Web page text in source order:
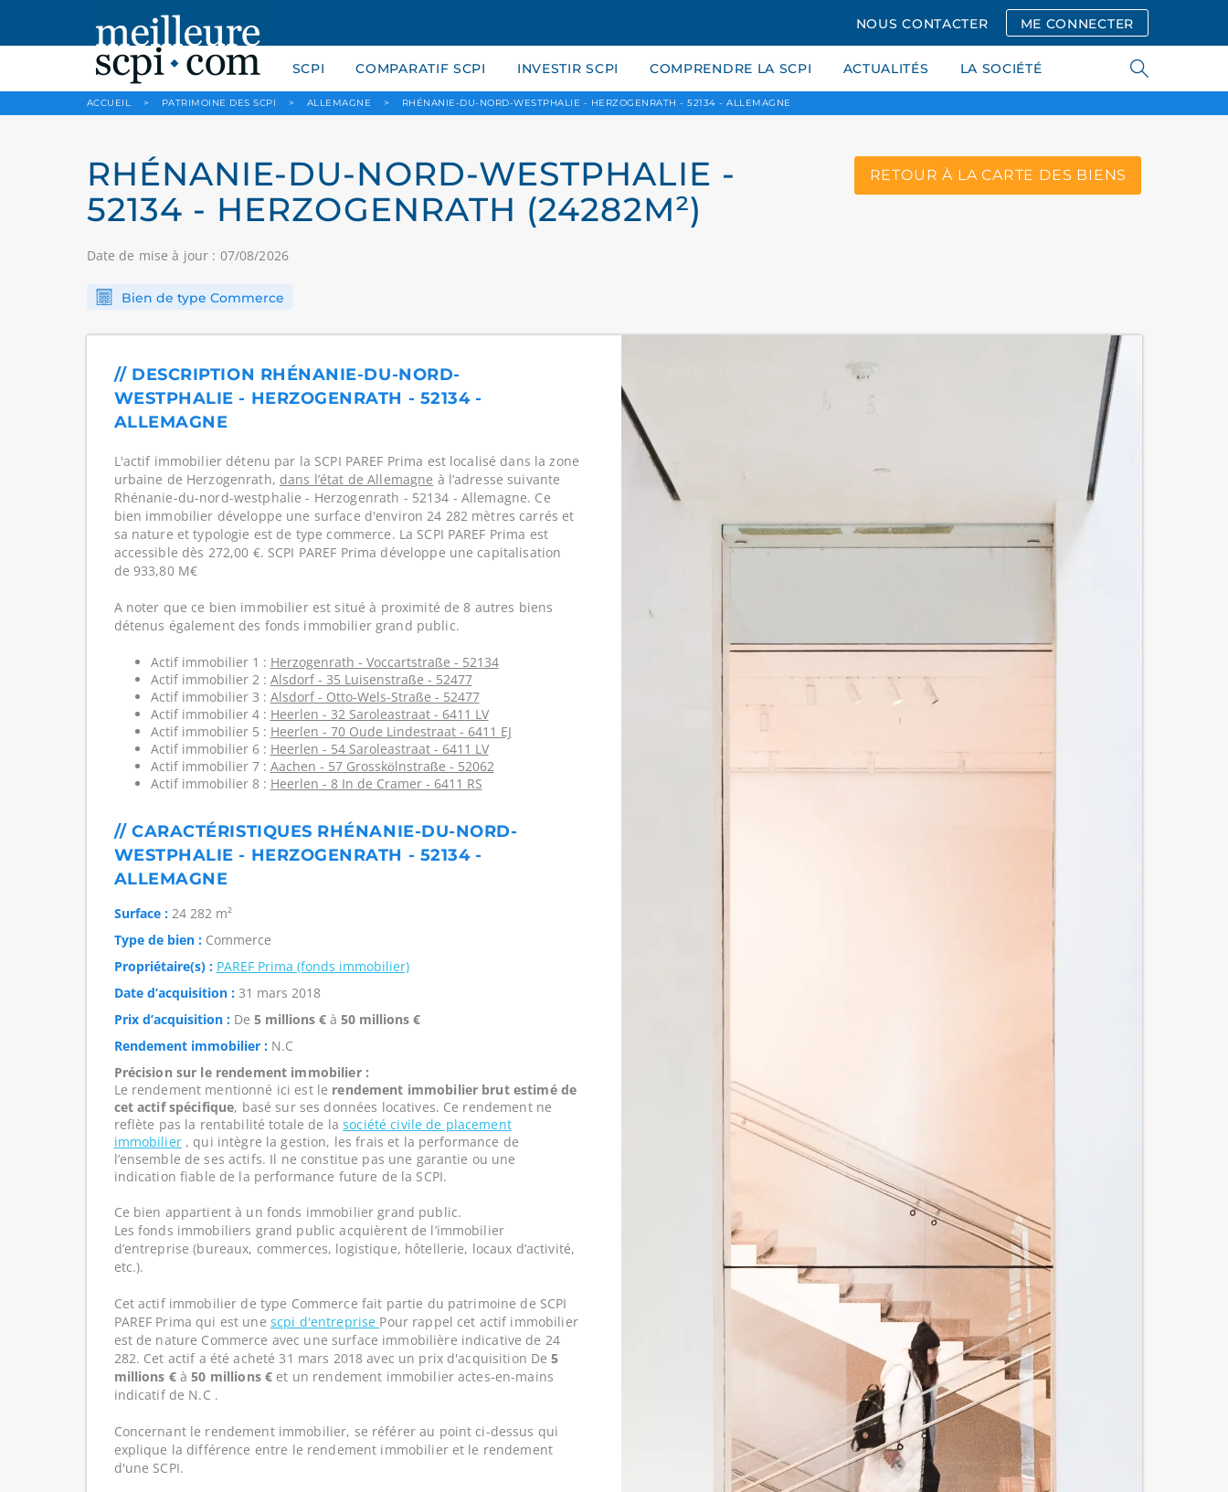
NOUS CONTACTER ME CONNECTER
SCPI COMPARATIF SCPI INVESTIR SCPI COMPRENDRE LA SCPI ACTUALITÉS LA SOCIÉTÉ
ACCUEIL > PATRIMOINE DES SCPI > ALLEMAGNE > RHÉNANIE-DU-NORD-WESTPHALIE - HERZOGENRATH - 52134 - ALLEMAGNE
RHÉNANIE-DU-NORD-WESTPHALIE -
52134 - HERZOGENRATH (24282M²)
Date de mise à jour : 07/08/2026
RETOUR À LA CARTE DES BIENS
Bien de type Commerce
// DESCRIPTION RHÉNANIE-DU-NORD-
WESTPHALIE - HERZOGENRATH - 52134 -
ALLEMAGNE
L'actif immobilier détenu par la SCPI PAREF Prima est localisé dans la zone
urbaine de Herzogenrath, dans l’état de Allemagne à l’adresse suivante
Rhénanie-du-nord-westphalie - Herzogenrath - 52134 - Allemagne. Ce
bien immobilier développe une surface d'environ 24 282 mètres carrés et
sa nature et typologie est de type commerce. La SCPI PAREF Prima est
accessible dès 272,00 €. SCPI PAREF Prima développe une capitalisation
de 933,80 M€
A noter que ce bien immobilier est situé à proximité de 8 autres biens
détenus également des fonds immobilier grand public.
Actif immobilier 1 : Herzogenrath - Voccartstraße - 52134
Actif immobilier 2 : Alsdorf - 35 Luisenstraße - 52477
Actif immobilier 3 : Alsdorf - Otto-Wels-Straße - 52477
Actif immobilier 4 : Heerlen - 32 Saroleastraat - 6411 LV
Actif immobilier 5 : Heerlen - 70 Oude Lindestraat - 6411 EJ
Actif immobilier 6 : Heerlen - 54 Saroleastraat - 6411 LV
Actif immobilier 7 : Aachen - 57 Grosskölnstraße - 52062
Actif immobilier 8 : Heerlen - 8 In de Cramer - 6411 RS
// CARACTÉRISTIQUES RHÉNANIE-DU-NORD-
WESTPHALIE - HERZOGENRATH - 52134 -
ALLEMAGNE
Surface :24 282 m²
Type de bien :Commerce
Propriétaire(s) : PAREF Prima (fonds immobilier)
Date d’acquisition :31 mars 2018
Prix d’acquisition :De 5 millions €à 50 millions €
Rendement immobilier :N.C
Précision sur le rendement immobilier :
Le rendement mentionné ici est le rendement immobilier brut estimé de
cet actif spécifique, basé sur ses données locatives. Ce rendement ne
reflète pas la rentabilité totale de lasociété civile de placement
immobilier, qui intègre la gestion, les frais et la performance de
l’ensemble de ses actifs. Il ne constitue pas une garantie ou une
indication fiable de la performance future de la SCPI.
Ce bien appartient à un fonds immobilier grand public.
Les fonds immobiliers grand public acquièrent de l’immobilier
d’entreprise (bureaux, commerces, logistique, hôtellerie, locaux d’activité,
etc.).
Cet actif immobilier de type Commerce fait partie du patrimoine de SCPI
PAREF Prima qui est une scpi d'entreprise Pour rappel cet actif immobilier
est de nature Commerce avec une surface immobilière indicative de 24
282. Cet actif a été acheté 31 mars 2018 avec un prix d'acquisition De5
millions €à50 millions € et un rendement immobilier actes-en-mains
indicatif de N.C .
Concernant le rendement immobilier, se référer au point ci-dessus qui
explique la différence entre le rendement immobilier et le rendement
d'une SCPI.